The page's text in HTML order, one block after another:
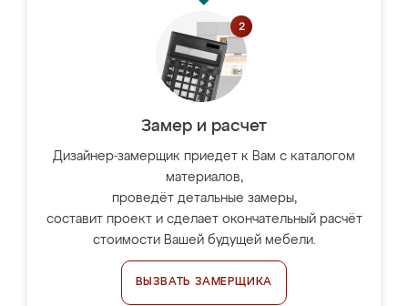
Замер и расчет
Дизайнер-замерщик приедет к Вам с каталогом
материалов,
проведёт детальные замеры,
составит проект и сделает окончательный расчёт
стоимости Вашей будущей мебели.
ВЫЗВАТЬ ЗАМЕРЩИКА